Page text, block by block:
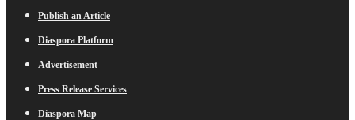
Publish an Article
Diaspora Platform
Advertisement
Press Release Services
Diaspora Map